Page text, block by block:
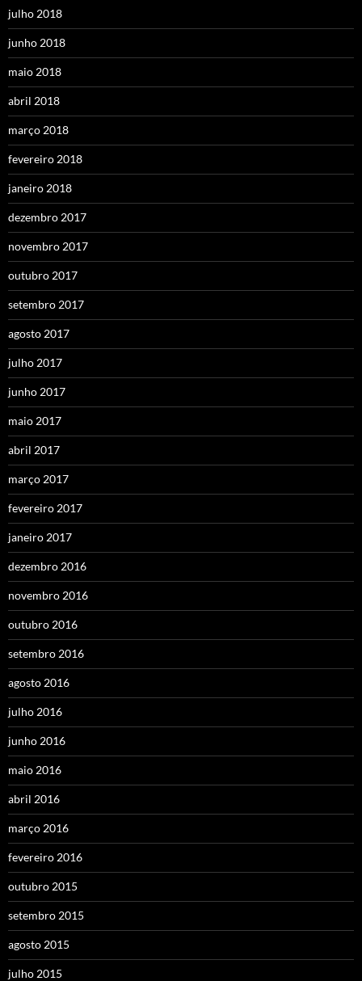
julho 2018
junho 2018
maio 2018
abril 2018
março 2018
fevereiro 2018
janeiro 2018
dezembro 2017
novembro 2017
outubro 2017
setembro 2017
agosto 2017
julho 2017
junho 2017
maio 2017
abril 2017
março 2017
fevereiro 2017
janeiro 2017
dezembro 2016
novembro 2016
outubro 2016
setembro 2016
agosto 2016
julho 2016
junho 2016
maio 2016
abril 2016
março 2016
fevereiro 2016
outubro 2015
setembro 2015
agosto 2015
julho 2015